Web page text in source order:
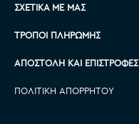
ΣΧΕΤΙΚΆ ΜΕ ΜΑΣ
ΤΡΌΠΟΙ ΠΛΗΡΩΜΉΣ
ΑΠΟΣΤΟΛΉ ΚΑΙ ΕΠΙΣΤΡΟΦΈΣ
ΠΟΛΙΤΙΚΉ ΑΠΟΡΡΉΤΟΥ